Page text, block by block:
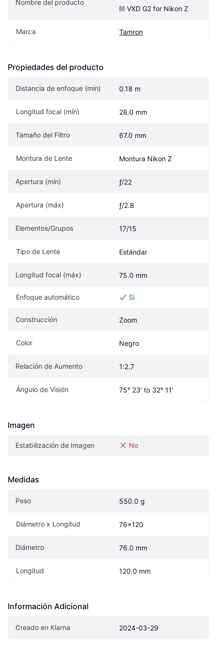
Nombre del producto
III VXD G2 for Nikon Z
Marca Tamron
Propiedades del producto
Distancia de enfoque (mín) 0.18 m
Longitud focal (mín) 28.0 mm
Tamaño del Filtro 67.0 mm
Montura de Lente Montura Nikon Z
Apertura (mín) ƒ/22
Apertura (máx) ƒ/2.8
Elementos/Grupos 17/15
Tipo de Lente Estándar
Longitud focal (máx) 75.0 mm
Enfoque automático Sí
Construcción Zoom
Color Negro
Relación de Aumento 1:2.7
Ángulo de Visión 75° 23' to 32° 11'
Imagen
Estabilización de Imagen No
Medidas
Peso 550.0 g
Diámetro x Longitud 76x120
Diámetro 76.0 mm
Longitud 120.0 mm
Información Adicional
Creado en Klarna 2024-03-29